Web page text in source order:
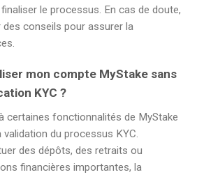
le processus. En cas de doute,
conseils pour assurer la
mon compte MyStake sans
KYC ?
certaines fonctionnalités de MyStake
du processus KYC.
des dépôts, des retraits ou
financières importantes, la